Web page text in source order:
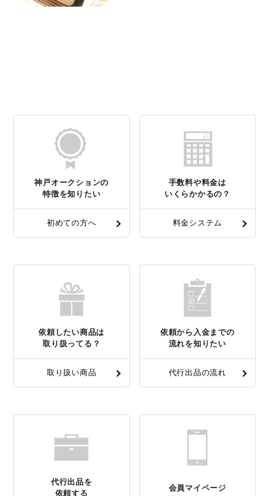
神戸オークションの
特徴を知りたい
初めての方へ
手数料や料金は
いくらかかるの？
料金システム
依頼したい商品は
取り扱ってる？
取り扱い商品
依頼から入金までの
流れを知りたい
代行出品の流れ
代行出品を
依頼する
会員マイページ